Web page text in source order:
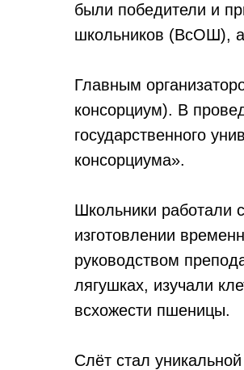
были победители и
школьников (ВсОШ), а
Главным
консорциум). В
государственного
консорциума».
Школьники работали
изготовлении
руководством
лягушках, изучали
всхожести пшеницы.
Слёт стал